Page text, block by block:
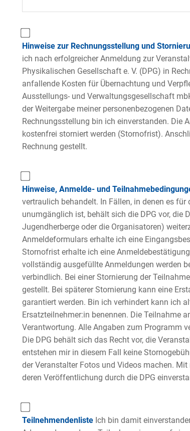
Hinweise zur Rechnungsstellung und
ich nach erfolgreicher Anmeldung zur
Physikalischen Gesellschaft e. V. (DPG) in
anfallende Kosten für Übernachtung und
Ausstellungs- und Verwaltungsgesellschaft
der Weitergabe meiner personenbezogenen
Rechnungsstellung bin ich einverstanden. Die
kostenfrei storniert werden (Stornofrist).
Rechnung gestellt.
Hinweise, Anmelde- und
vertraulich behandelt. In Fällen, in denen es
unumgänglich ist, behält sich die DPG vor, die
Jugendherberge oder die Organisatoren)
Anmeldeformulars erhalte ich eine
Stornofrist erhalte ich eine
vollständig ausgefüllte Anmeldungen werden
verbindlich. Bei einer Stornierung der
gestellt. Bei späterer Stornierung kann eine
garantiert werden. Bin ich verhindert kann ich
Ersatzteilnehmer:in benennen. Die Teilnahme
Verantwortung. Alle Angaben zum Programm
Die DPG behält sich das Recht vor, die
entstehen mir in diesem Fall keine
der Veranstalter Fotos und Videos machen.
deren Veröffentlichung durch die DPG
Teilnehmendenliste Ich bin damit